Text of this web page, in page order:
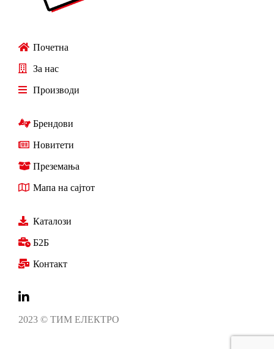
Почетна
За нас
Производи
Брендови
Новитети
Преземања
Мапа на сајтот
Каталози
Б2Б
Контакт
2023 © ТИМ ЕЛЕКТРО